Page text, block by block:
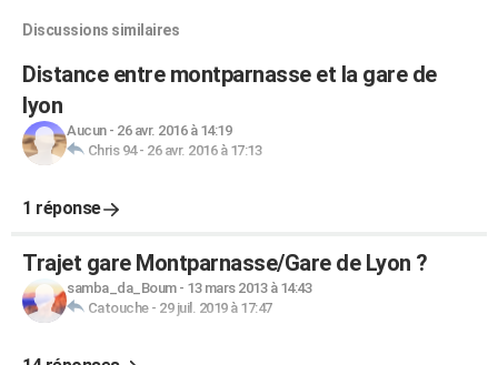
Discussions similaires
Distance entre montparnasse et la gare de
lyon
Aucun- 26 avr. 2016 à 14:19
Chris 94- 26 avr. 2016 à 17:13
1 réponse
Trajet gare Montparnasse/Gare de Lyon ?
samba_da_Boum- 13 mars 2013 à 14:43
Catouche- 29 juil. 2019 à 17:47